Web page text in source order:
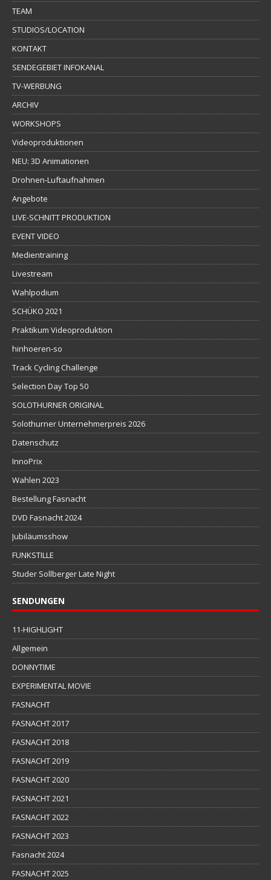
TEAM
STUDIOS/LOCATION
KONTAKT
SENDEGEBIET INFOKANAL
TV-WERBUNG
ARCHIV
WORKSHOPS
Videoproduktionen
NEU: 3D Animationen
Drohnen-Luftaufnahmen
Angebote
LIVE-SCHNITT PRODUKTION
EVENT VIDEO
Medientraining
Livestream
Wahlpodium
SCHÜKO 2021
Praktikum Videoproduktion
hinhoeren-so
Track Cycling Challenge
Selection Day Top 50
SOLOTHURNER ORIGINAL
Solothurner Unternehmerpreis 2026
Datenschutz
InnoPrix
Wahlen 2023
Bestellung Fasnacht
DVD Fasnacht 2024
Jubiläumsshow
FUNKSTILLE
Studer Sollberger Late Night
SENDUNGEN
11-HIGHLIGHT
Allgemein
DONNYTIME
EXPERIMENTAL MOVIE
FASNACHT
FASNACHT 2017
FASNACHT 2018
FASNACHT 2019
FASNACHT 2020
FASNACHT 2021
FASNACHT 2022
FASNACHT 2023
Fasnacht 2024
FASNACHT 2025